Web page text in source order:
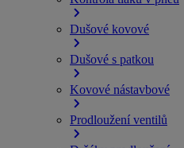
Dušové kovové
Dušové s patkou
Kovové nástavbové
Prodloužení ventilů